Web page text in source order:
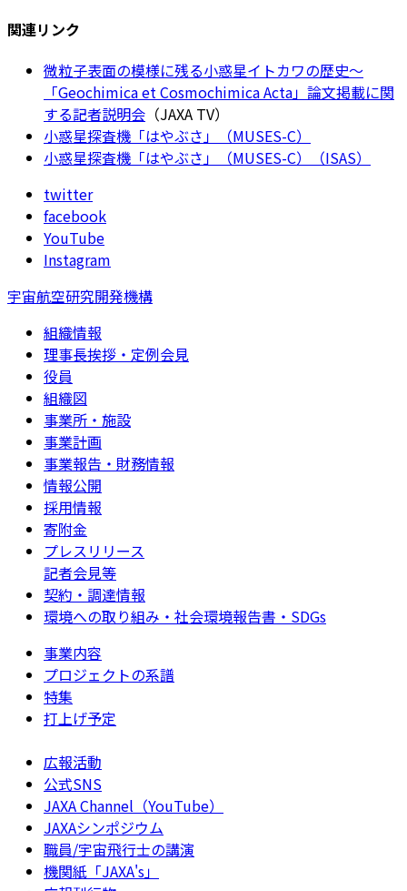
関連リンク
微粒子表面の模様に残る小惑星イトカワの歴史～
「Geochimica et Cosmochimica Acta」論文掲載に関
する記者説明会 （JAXA TV）
小惑星探査機「はやぶさ」（MUSES-C）
小惑星探査機「はやぶさ」（MUSES-C）（ISAS）
twitter
facebook
YouTube
Instagram
宇宙航空研究開発機構
組織情報
理事長挨拶・定例会見
役員
組織図
事業所・施設
事業計画
事業報告・財務情報
情報公開
採用情報
寄附金
プレスリリース
記者会見等
契約・調達情報
環境への取り組み・社会環境報告書・SDGs
事業内容
プロジェクトの系譜
特集
打上げ予定
広報活動
公式SNS
JAXA Channel（YouTube）
JAXAシンポジウム
職員/宇宙飛行士の講演
機関紙「JAXA's」